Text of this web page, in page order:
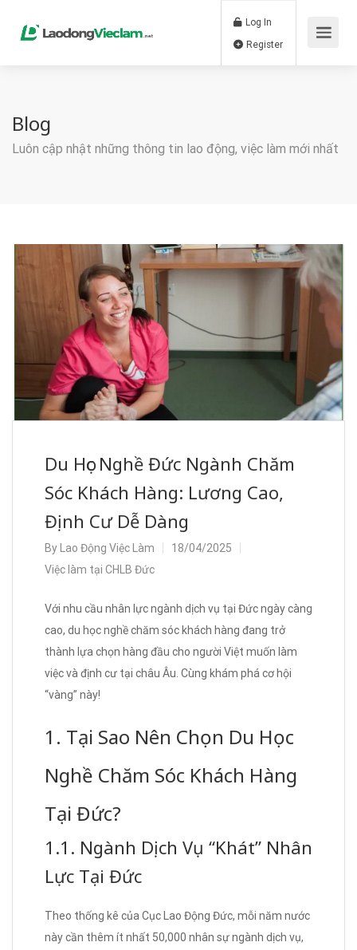
Log In
Blog
Luôn cập nhật những thông tin lao động, việc làm mới nhất
Du Học Nghề Đức Ngành Chăm
Sóc Khách Hàng: Lương Cao,
Định Cư Dễ Dàng
By Lao Động Việc Làm
18/04/2025
Việc làm tại CHLB Đức
Với nhu cầu nhân lực ngành dịch vụ tại Đức ngày càng
cao, du học nghề chăm sóc khách hàng đang trở
thành lựa chọn hàng đầu cho người Việt muốn làm
việc và định cư tại châu Âu. Cùng khám phá cơ hội
“vàng” này!
1. Tại Sao Nên Chọn Du Học
Nghề Chăm Sóc Khách Hàng
Tại Đức?
1.1. Ngành Dịch Vụ “Khát” Nhân
Lực Tại Đức
Theo thống kê của Cục Lao Động Đức, mỗi năm nước
này cần thêm ít nhất 50,000 nhân sự ngành dịch vụ,